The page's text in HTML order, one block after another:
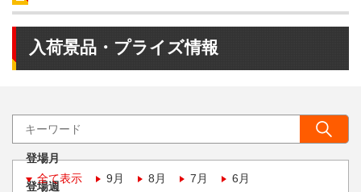
入荷景品・プライズ情報
登場月
全て表示
9月 8月 7月 6月
登場週